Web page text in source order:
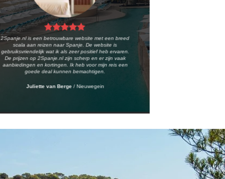
2Spanje.nl is een betrouwbare website met een breed
scala aan reizen naar Spanje. De website is
gebruiksvriendelijk wat ik als zeer positief heb ervaren.
De prijzen op 2Spanje.nl zijn scherp en er zijn vaak
aanbiedingen en kortingen. Ik heb voor mijn reis een
goede deal kunnen bemachtigen.
Juliette van Berge /Nieuwegein